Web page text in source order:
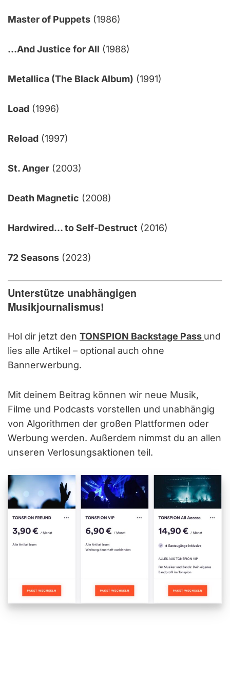
Master of Puppets (1986)
…And Justice for All (1988)
Metallica (The Black Album) (1991)
Load (1996)
Reload (1997)
St. Anger (2003)
Death Magnetic (2008)
Hardwired… to Self-Destruct (2016)
72 Seasons (2023)
Unterstütze unabhängigen
Musikjournalismus!
Hol dir jetzt den TONSPION Backstage Pass und
lies alle Artikel – optional auch ohne
Bannerwerbung.
Mit deinem Beitrag können wir neue Musik,
Filme und Podcasts vorstellen und unabhängig
von Algorithmen der großen Plattformen oder
Werbung werden. Außerdem nimmst du an allen
unseren Verlosungsaktionen teil.